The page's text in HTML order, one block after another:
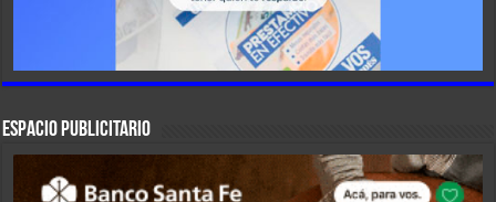
ESPACIO PUBLICITARIO